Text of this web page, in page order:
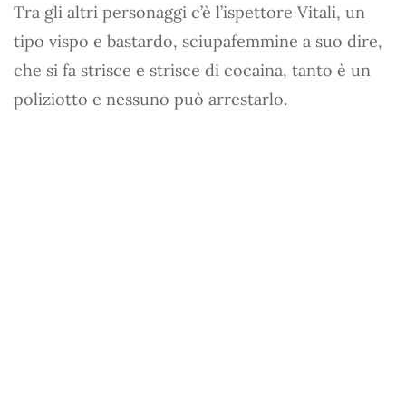
Tra gli altri personaggi c’è l’ispettore Vitali, un
tipo vispo e bastardo, sciupafemmine a suo dire,
che si fa strisce e strisce di cocaina, tanto è un
poliziotto e nessuno può arrestarlo.